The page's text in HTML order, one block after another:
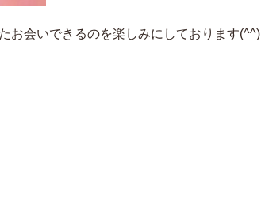
お会いできるのを楽しみにしております(^^)